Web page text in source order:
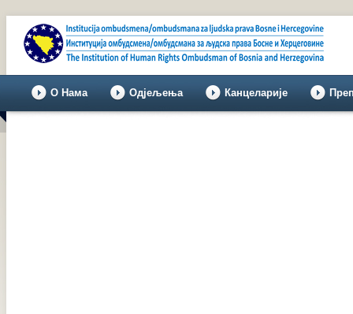
О Нама Одјељења Канцеларије